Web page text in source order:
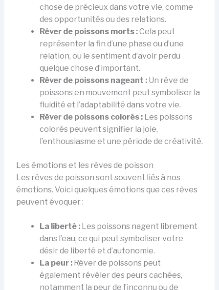
chose de précieux dans votre vie, comme
des opportunités ou des relations.
Rêver de poissons morts :Cela peut
représenter la fin d’une phase ou d’une
relation, ou le sentiment d’avoir perdu
quelque chose d’important.
Rêver de poissons nageant :Un rêve de
poissons en mouvement peut symboliser la
fluidité et l’adaptabilité dans votre vie.
Rêver de poissons colorés :Les poissons
colorés peuvent signifier la joie,
l’enthousiasme et une période de créativité.
Les émotions et les rêves de poisson
Les rêves de poisson sont souvent liés à nos
émotions. Voici quelques émotions que ces rêves
peuvent évoquer :
La liberté :Les poissons nagent librement
dans l’eau, ce qui peut symboliser votre
désir de liberté et d’autonomie.
La peur :Rêver de poissons peut
également révéler des peurs cachées,
notamment la peur de l’inconnu ou de